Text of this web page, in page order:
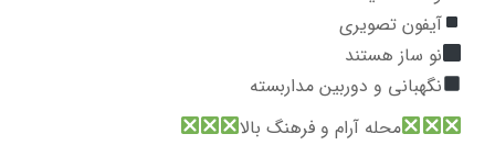
آیفون تصویری
نو ساز هستند
نگهبانی و دوربین مداربسته
محله آرام و فرهنگ بالا